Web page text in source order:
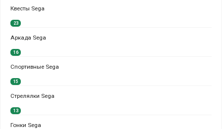
Квесты Sega
23
Аркада Sega
16
Спортивные Sega
15
Стрелялки Sega
13
Гонки Sega